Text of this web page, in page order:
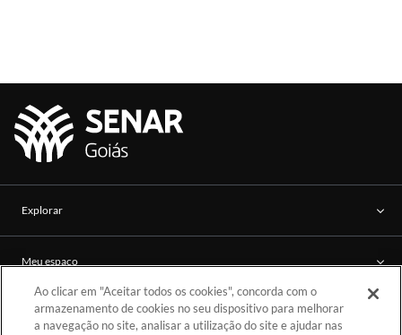
Explorar
Meu espaço
Mais informações
Ao clicar em "Aceitar todos os cookies", concorda com o
armazenamento de cookies no seu dispositivo para melhorar
a navegação no site, analisar a utilização do site e ajudar nas